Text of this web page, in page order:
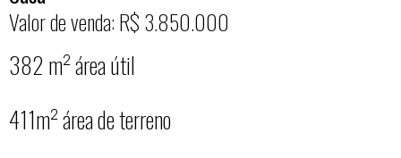
Valor de venda: R$ 3.850.000
382 m² área útil
411m² área de terreno